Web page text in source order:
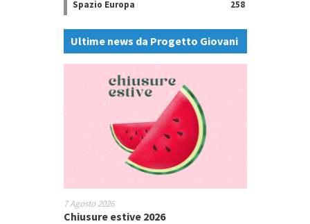
Spazio Europa
258
Ultime news da Progetto Giovani
7 Agosto 2026
Chiusure estive 2026